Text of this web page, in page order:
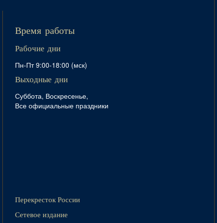
Время работы
Рабочие дни
Пн-Пт 9:00-18:00 (мск)
Выходные дни
Суббота, Воскресенье,
Все официальные праздники
Перекресток России
Сетевое издание